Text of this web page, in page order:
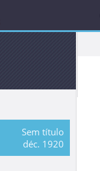
Sem título
déc. 1920